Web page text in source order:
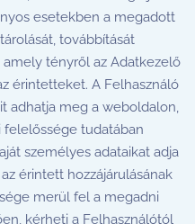
esetekben a megadott
továbbítását
tényről az Adatkezelő
érintetteket. A Felhasználó
adhatja meg a weboldalon,
tudatában
személyes adataikat adja
érintett hozzájárulásának
merül fel a megadni
kérheti a Felhasználótól